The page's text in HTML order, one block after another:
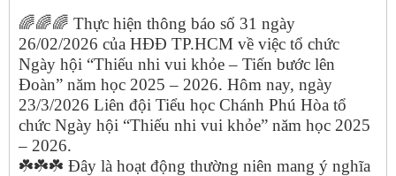
🌈🌈🌈 Thực hiện thông báo số 31 ngày
26/02/2026 của HĐĐ TP.HCM về việc tổ chức
Ngày hội “Thiếu nhi vui khỏe – Tiến bước lên
Đoàn” năm học 2025 – 2026. Hôm nay, ngày
23/3/2026 Liên đội Tiểu học Chánh Phú Hòa tổ
chức Ngày hội “Thiếu nhi vui khỏe” năm học 2025
– 2026.
☘️☘️☘️ Đây là hoạt động thường niên mang ý nghĩa